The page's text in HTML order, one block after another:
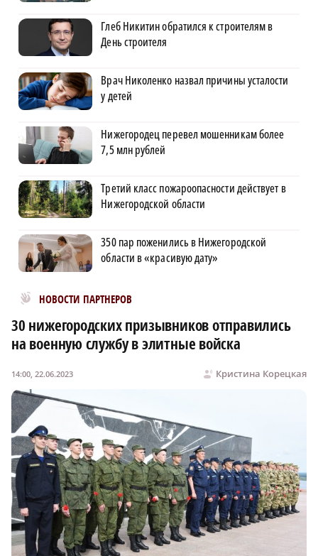
Глеб Никитин обратился к строителям в
День строителя
Врач Николенко назвал причины усталости
у детей
Нижегородец перевел мошенникам более
7,5 млн рублей
Третий класс пожароопасности действует в
Нижегородской области
350 пар поженились в Нижегородской
области в «красивую дату»
НОВОСТИ ПАРТНЕРОВ
Новости МирТесен
30 нижегородских призывников отправились
на военную службу в элитные войска
Кристина Корецкая
14:00, 22.06.2023